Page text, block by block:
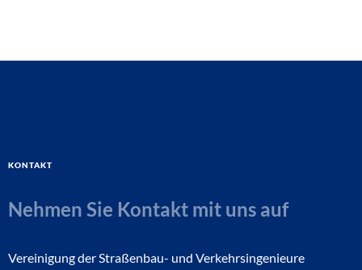
Kontakt
Nehmen Sie Kontakt mit uns auf
Vereinigung der Straßenbau- und Verkehrsingenieure